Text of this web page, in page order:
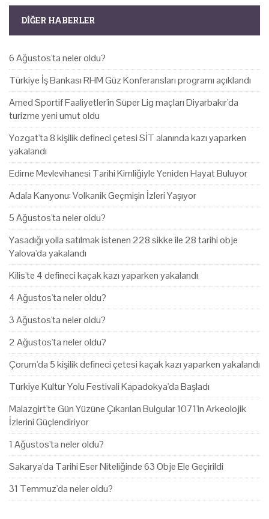
DIĞER HABERLER
6 Ağustos'ta neler oldu?
Türkiye İş Bankası RHM Güz Konferansları programı açıklandı
Amed Sportif Faaliyetler'in Süper Lig maçları Diyarbakır'da
turizme yeni umut oldu
Yozgat'ta 8 kişilik defineci çetesi SİT alanında kazı yaparken
yakalandı
Edirne Mevlevihanesi Tarihi Kimliğiyle Yeniden Hayat Buluyor
Adala Kanyonu: Volkanik Geçmişin İzleri Yaşıyor
5 Ağustos'ta neler oldu?
Yasadığı yolla satılmak istenen 228 sikke ile 28 tarihi obje
Yalova'da yakalandı
Kilis'te 4 defineci kaçak kazı yaparken yakalandı
4 Ağustos'ta neler oldu?
3 Ağustos'ta neler oldu?
2 Ağustos'ta neler oldu?
Çorum'da 5 kişilik defineci çetesi kaçak kazı yaparken yakalandı
Türkiye Kültür Yolu Festivali Kapadokya'da Başladı
Malazgirt'te Gün Yüzüne Çıkarılan Bulgular 1071'in Arkeolojik
İzlerini Güçlendiriyor
1 Ağustos'ta neler oldu?
Sakarya'da Tarihi Eser Niteliğinde 63 Obje Ele Geçirildi
31 Temmuz'da neler oldu?